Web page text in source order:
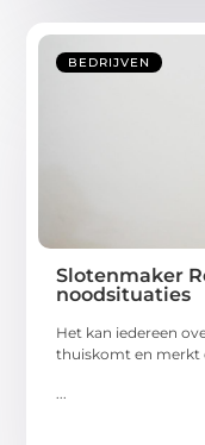
BEDRIJVEN
Slotenmaker
noodsituaties
Het kan iedereen
thuiskomt en merkt